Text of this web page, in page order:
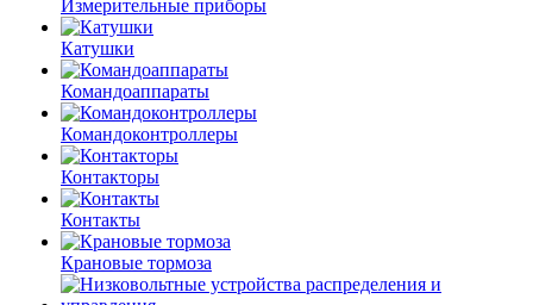
Измерительные приборы
Катушки
Командоаппараты
Командоконтроллеры
Контакторы
Контакты
Крановые тормоза